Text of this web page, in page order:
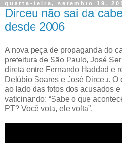
quarta-feira, setembro 19,
Dirceu não sai da
desde 2006
A nova peça de propaganda do
prefeitura de São Paulo, José
direta entre Fernando Haddad e
Delúbio Soares e José Dirceu. O
ao lado das fotos dos acusados e
vaticinando: “Sabe o que
PT? Você vota, ele volta”.